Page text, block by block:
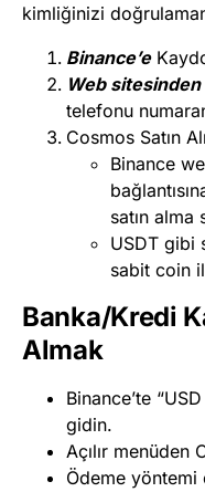
kimliğinizi
Binance’e
Web sitesinden
telefonu
Cosmos Satın
Binance
satın
USDT gibi
sabit coin
Banka/Kredi
Almak
Binance’te
gidin.
Açılır menüden
Ödeme yöntemi